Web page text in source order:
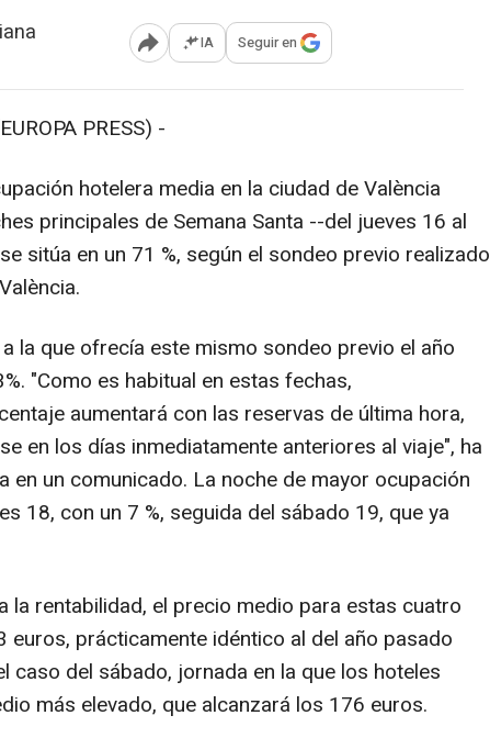
Abrir opciones para compartir
IA Seguir en
PRESS) -
hotelera media en la ciudad de València
principales de Semana Santa --del jueves 16 al
sitúa en un 71 %, según el sondeo previo realizado
la que ofrecía este mismo sondeo previo el año
"Como es habitual en estas fechas,
aumentará con las reservas de última hora,
en los días inmediatamente anteriores al viaje", ha
en un comunicado. La noche de mayor ocupación
18, con un 7 %, seguida del sábado 19, que ya
la rentabilidad, el precio medio para estas cuatro
euros, prácticamente idéntico al del año pasado
caso del sábado, jornada en la que los hoteles
más elevado, que alcanzará los 176 euros.